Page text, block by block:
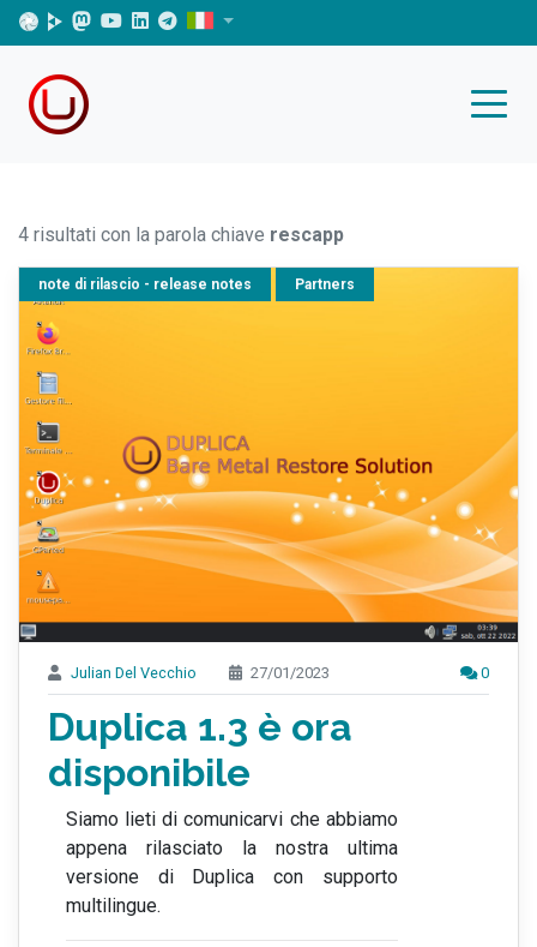
4 risultati con la parola chiave rescapp
note di rilascio - release notes Partners
Julian Del Vecchio 27/01/2023 0
Duplica 1.3 è ora
disponibile
Siamo lieti di comunicarvi che abbiamo
appena rilasciato la nostra ultima
versione di Duplica con supporto
multilingue.